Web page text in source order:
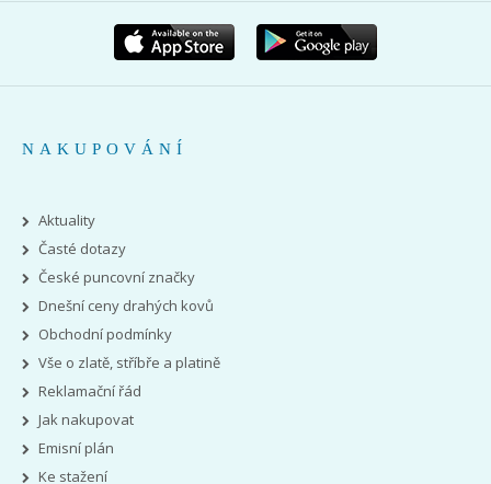
NAKUPOVÁNÍ
Aktuality
Časté dotazy
České puncovní značky
Dnešní ceny drahých kovů
Obchodní podmínky
Vše o zlatě, stříbře a platině
Reklamační řád
Jak nakupovat
Emisní plán
Ke stažení